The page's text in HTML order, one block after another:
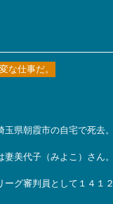
な仕事だ。
県朝霞市の自宅で死去。
美代子（みよこ）さん。
グ審判員として１４１２